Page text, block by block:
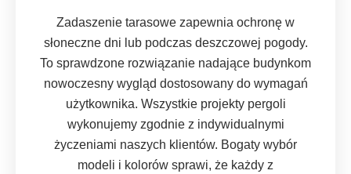
Zadaszenie tarasowe zapewnia ochronę w
słoneczne dni lub podczas deszczowej pogody.
To sprawdzone rozwiązanie nadające budynkom
nowoczesny wygląd dostosowany do wymagań
użytkownika. Wszystkie projekty pergoli
wykonujemy zgodnie z indywidualnymi
życzeniami naszych klientów. Bogaty wybór
modeli i kolorów sprawi, że każdy z